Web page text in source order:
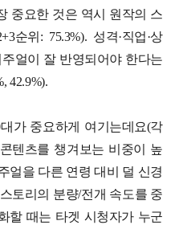
중요한 것은 역시 원작의 스
순위: 75.3%). 성격·직업·상
얼이 잘 반영되어야 한다는
42.9%).
가 중요하게 여기는데요(각
텐츠를 챙겨보는 비중이 높
얼을 다른 연령 대비 덜 신경
토리의 분량/전개 속도를 중
할 때는 타겟 시청자가 누군